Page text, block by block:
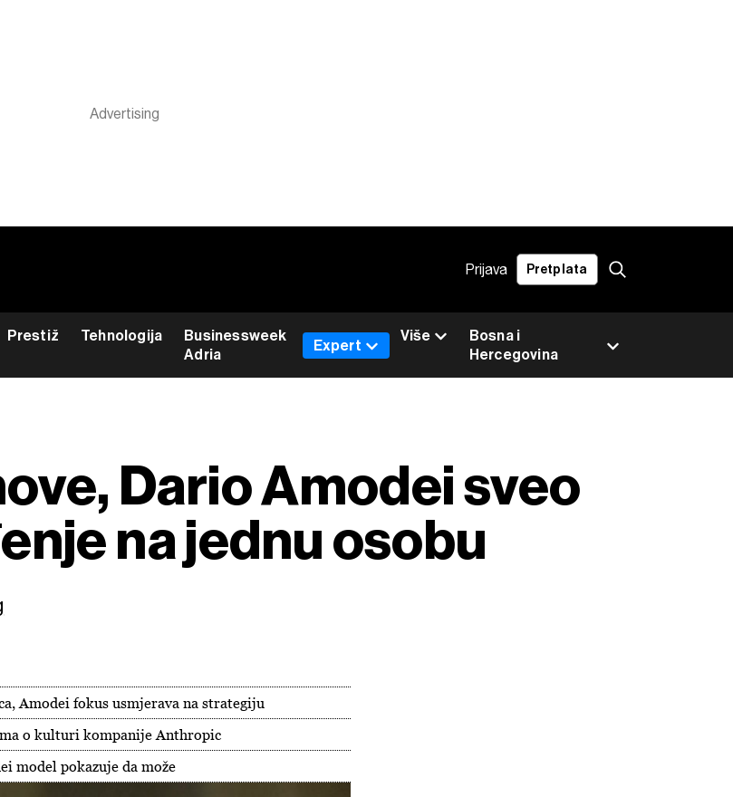
Prijava Pretplata
Prestiž Tehnologija
Businessweek
Adria
Bosna i
Hercegovina
Expert
Više
Dario Amodei sveo
na jednu osobu
Amodei fokus usmjerava na strategiju
o kulturi kompanije Anthropic
model pokazuje da može